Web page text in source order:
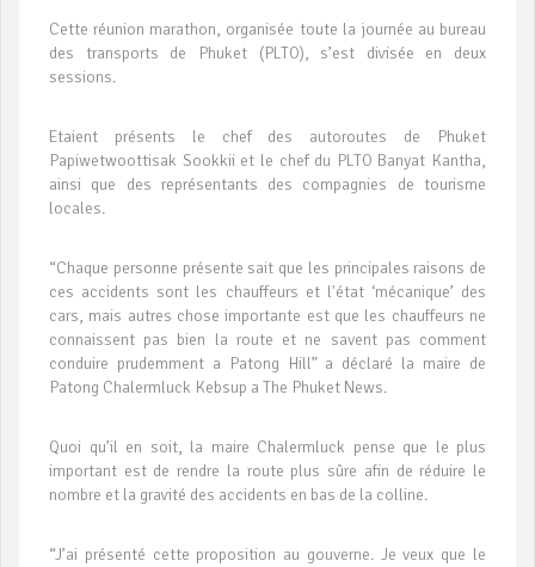
Cette réunion marathon, organisée toute la journée au bureau
des transports de Phuket (PLTO), s’est divisée en deux
sessions.
Etaient présents le chef des autoroutes de Phuket
Papiwetwoottisak Sookkii et le chef du PLTO Banyat Kantha,
ainsi que des représentants des compagnies de tourisme
locales.
“Chaque personne présente sait que les principales raisons de
ces accidents sont les chauffeurs et l'état ‘mécanique’ des
cars, mais autres chose importante est que les chauffeurs ne
connaissent pas bien la route et ne savent pas comment
conduire prudemment a Patong Hill” a déclaré la maire de
Patong Chalermluck Kebsup a The Phuket News.
Quoi qu’il en soit, la maire Chalermluck pense que le plus
important est de rendre la route plus sûre afin de réduire le
nombre et la gravité des accidents en bas de la colline.
“J’ai présenté cette proposition au gouverne. Je veux que le